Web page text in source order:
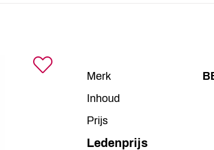
Merk
Inhoud
Prijs
Ledenprijs